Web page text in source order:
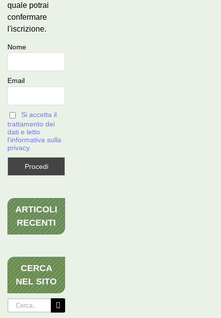
quale potrai
confermare
l'iscrizione.
Nome
Email
Si accetta il
trattamento dei
dati e letto
l'informativa sulla
privacy.
ARTICOLI
RECENTI
CERCA
NEL SITO
Cerca
per: